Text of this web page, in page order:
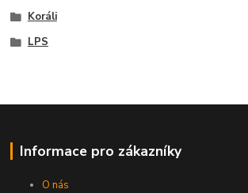
Koráli
LPS
Informace pro zákazníky
O nás